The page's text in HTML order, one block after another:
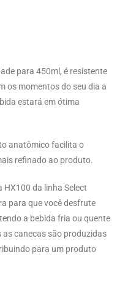
para 450ml, é resistente
os momentos do seu dia a
estará em ótima
anatômico facilita o
refinado ao produto.
HX100 da linha Select
para que você desfrute
a bebida fria ou quente
canecas são produzidas
para um produto